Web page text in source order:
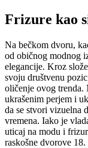
Frizure kao
Na bečkom dvoru,
od običnog modnog
elegancije. Kroz
svoju društvenu
oličenje ovog trenda.
ukrašenim perjem i
da se stvori vizuelna
vremena. Iako je
uticaj na modu i
raskošne dvorove 18.